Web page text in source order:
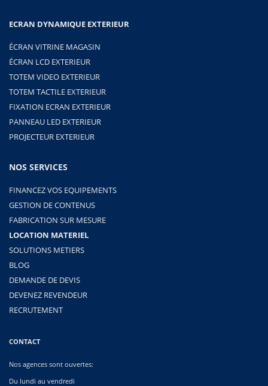
ECRAN DYNAMIQUE EXTERIEUR
ÉCRAN VITRINE MAGASIN
ÉCRAN LCD EXTERIEUR
TOTEM VIDEO EXTERIEUR
TOTEM TACTILE EXTERIEUR
FIXATION ECRAN EXTERIEUR
PANNEAU LED EXTERIEUR
PROJECTEUR EXTERIEUR
NOS SERVICES
FINANCEZ VOS EQUIPEMENTS
GESTION DE CONTENUS
FABRICATION SUR MESURE
LOCATION MATERIEL
SOLUTIONS METIERS
BLOG
DEMANDE DE DEVIS
DEVENEZ REVENDEUR
RECRUTEMENT
CONTACT
Nos agences sont ouvertes:
Du lundi au vendredi